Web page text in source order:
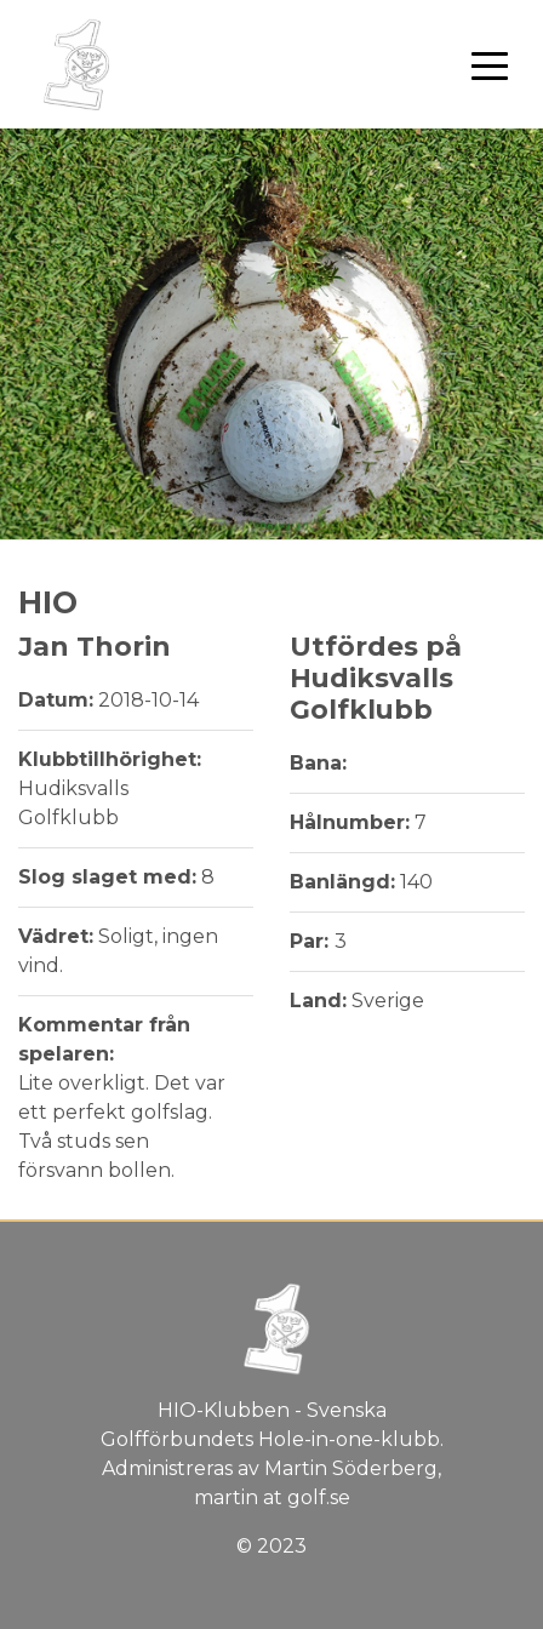
HIO
Jan Thorin
Datum: 2018-10-14
Klubbtillhörighet:
Hudiksvalls
Golfklubb
Slog slaget med: 8
Vädret: Soligt, ingen
vind.
Kommentar från
spelaren:
Lite overkligt. Det var
ett perfekt golfslag.
Två studs sen
försvann bollen.
Utfördes på
Hudiksvalls
Golfklubb
Bana:
Hålnumber: 7
Banlängd: 140
Par: 3
Land: Sverige
HIO-Klubben - Svenska
Golfförbundets Hole-in-one-klubb.
Administreras av Martin Söderberg,
martin at golf.se
© 2023